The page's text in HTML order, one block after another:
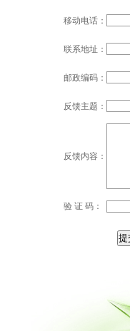
移动电话：
联系地址：
邮政编码：
反馈主题：
反馈内容：
验 证 码：